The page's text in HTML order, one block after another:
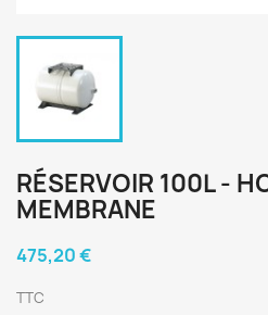
RÉSERVOIR 100L -
MEMBRANE
475,20 €
TTC